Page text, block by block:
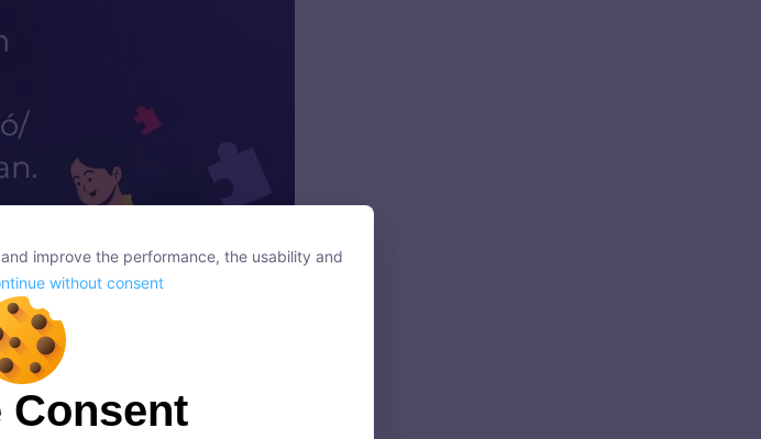
improve the performance, the usability and
without consent
Consent
improve the performance, the usability and
without consent
Consent